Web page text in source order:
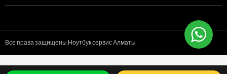
Все права защищены Ноутбук сервисАлматы